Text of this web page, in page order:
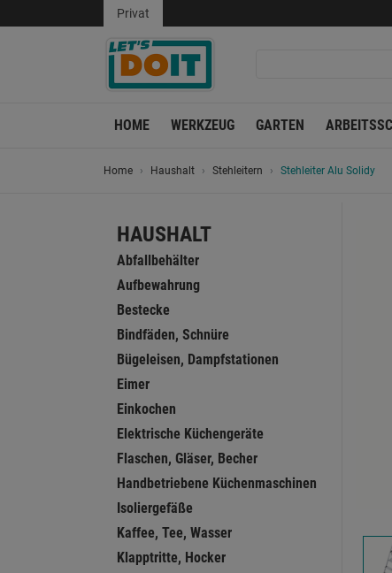
Privat
HOME WERKZEUG GARTEN
Home Haushalt Stehleitern Stehleiter Alu Solidy
HAUSHALT
Abfallbehälter
Aufbewahrung
Bestecke
Bindfäden, Schnüre
Bügeleisen, Dampfstationen
Eimer
Einkochen
Elektrische Küchengeräte
Flaschen, Gläser, Becher
Handbetriebene Küchenmaschinen
Isoliergefäße
Kaffee, Tee, Wasser
Klapptritte, Hocker